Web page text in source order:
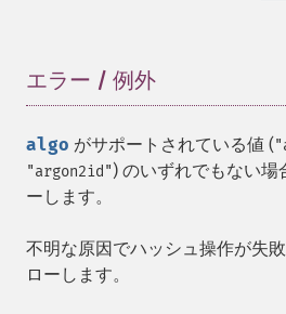
エラー / 例外
algo がサポートされている値 (
"argon2id") のいずれでもない場
ーします。
不明な原因でハッシュ操作が失
ローします。